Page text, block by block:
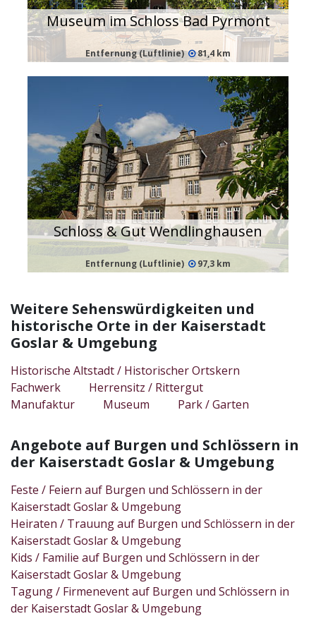
Museum im Schloss Bad Pyrmont
Entfernung (Luftlinie) 81,4 km
Schloss & Gut Wendlinghausen
Entfernung (Luftlinie) 97,3 km
Weitere Sehenswürdigkeiten und
historische Orte in der Kaiserstadt
Goslar & Umgebung
Historische Altstadt / Historischer Ortskern
Fachwerk
Herrensitz / Rittergut
Manufaktur
Museum Park / Garten
Angebote auf Burgen und Schlössern in
der Kaiserstadt Goslar & Umgebung
Feste / Feiern auf Burgen und Schlössern in der
Kaiserstadt Goslar & Umgebung
Heiraten / Trauung auf Burgen und Schlössern in der
Kaiserstadt Goslar & Umgebung
Kids / Familie auf Burgen und Schlössern in der
Kaiserstadt Goslar & Umgebung
Tagung / Firmenevent auf Burgen und Schlössern in
der Kaiserstadt Goslar & Umgebung